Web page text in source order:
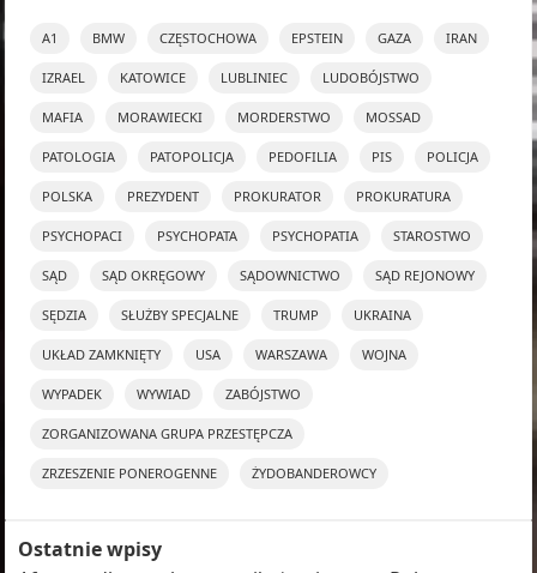
A1 BMW CZĘSTOCHOWA EPSTEIN GAZA IRAN
IZRAEL KATOWICE LUBLINIEC LUDOBÓJSTWO
MAFIA MORAWIECKI MORDERSTWO MOSSAD
PATOLOGIA PATOPOLICJA PEDOFILIA PIS POLICJA
POLSKA PREZYDENT PROKURATOR PROKURATURA
PSYCHOPACI PSYCHOPATA PSYCHOPATIA STAROSTWO
SĄD SĄD OKRĘGOWY SĄDOWNICTWO SĄD REJONOWY
SĘDZIA SŁUŻBY SPECJALNE TRUMP UKRAINA
UKŁAD ZAMKNIĘTY USA WARSZAWA WOJNA
WYPADEK WYWIAD ZABÓJSTWO
ZORGANIZOWANA GRUPA PRZESTĘPCZA
ZRZESZENIE PONEROGENNE ŻYDOBANDEROWCY
Ostatnie wpisy